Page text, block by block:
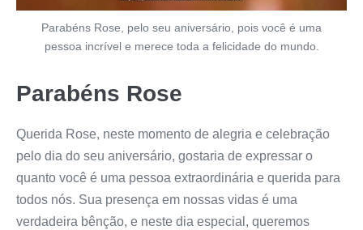
Parabéns Rose, pelo seu aniversário, pois você é uma
pessoa incrível e merece toda a felicidade do mundo.
Parabéns Rose
Querida Rose, neste momento de alegria e celebração
pelo dia do seu aniversário, gostaria de expressar o
quanto você é uma pessoa extraordinária e querida para
todos nós. Sua presença em nossas vidas é uma
verdadeira bênção, e neste dia especial, queremos